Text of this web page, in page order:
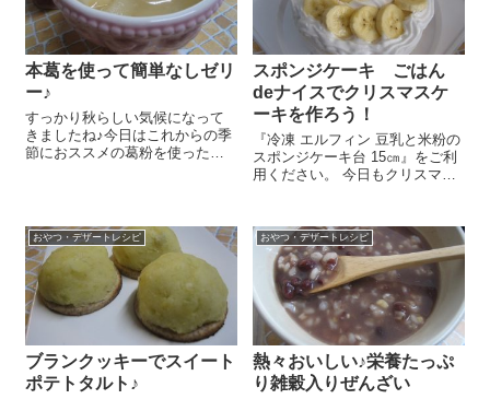
本葛を使って簡単なしゼリ
ー♪
すっかり秋らしい気候になって
きましたね♪今日はこれからの季
節におススメの葛粉を使った簡
いものですからね!(^^)! なしを...
スポンジケーキ ごはん
deナイスでクリスマスケ
ーキを作ろう！
『冷凍 エルフィン 豆乳と米粉の
スポンジケーキ台 15㎝』をご利
用ください。 今日もクリスマス
のデコレーションレシピをご紹
介しまーす＼(^o^)／ まずは
『ス...
おやつ・デザートレシピ
ブランクッキーでスイート
ポテトタルト♪
おやつ・デザートレシピ
熱々おいしい♪栄養たっぷ
り雑穀入りぜんざい